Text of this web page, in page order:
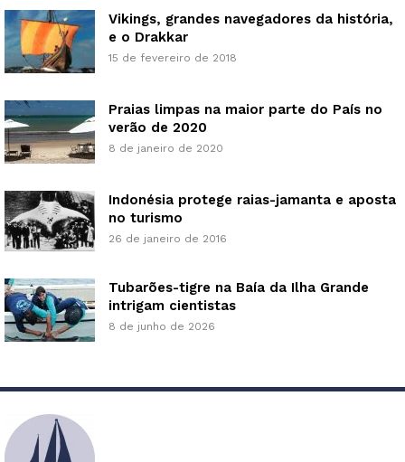
Vikings, grandes navegadores da história,
e o Drakkar
15 de fevereiro de 2018
Praias limpas na maior parte do País no
verão de 2020
8 de janeiro de 2020
Indonésia protege raias-jamanta e aposta
no turismo
26 de janeiro de 2016
Tubarões-tigre na Baía da Ilha Grande
intrigam cientistas
8 de junho de 2026